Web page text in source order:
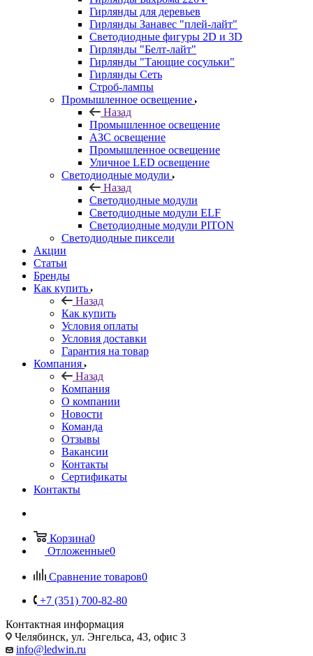
Гирлянды для деревьев
Гирлянды Занавес "плей-лайт"
Светодиодные фигуры 2D и 3D
Гирлянды "Белт-лайт"
Гирлянды "Тающие сосульки"
Гирлянды Сеть
Строб-лампы
Промышленное освещение
Назад
Промышленное освещение
АЗС освещение
Промышленное освещение
Уличное LED освещение
Светодиодные модули
Назад
Светодиодные модули
Светодиодные модули ELF
Светодиодные модули PITON
Светодиодные пиксели
Акции
Статьи
Бренды
Как купить
Назад
Как купить
Условия оплаты
Условия доставки
Гарантия на товар
Компания
Назад
Компания
О компании
Новости
Команда
Отзывы
Вакансии
Контакты
Сертификаты
Контакты
Корзина0
Отложенные0
Сравнение товаров0
+7 (351) 700-82-80
Контактная информация
Челябинск, ул. Энгельса, 43, офис 3
info@ledwin.ru